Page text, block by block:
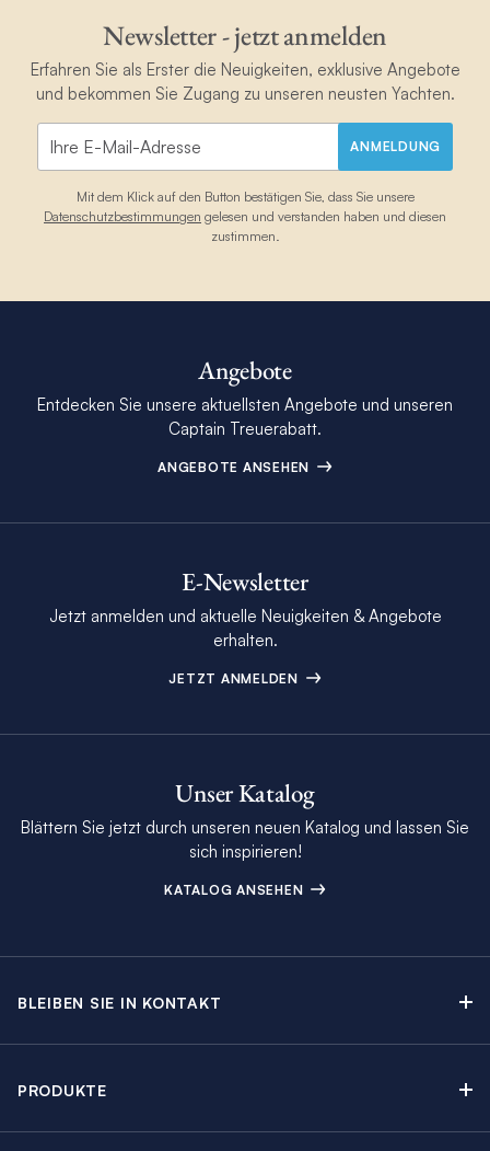
Newsletter - jetzt anmelden
Erfahren Sie als Erster die Neuigkeiten, exklusive Angebote
und bekommen Sie Zugang zu unseren neusten Yachten.
ANMELDUNG
Mit dem Klick auf den Button bestätigen Sie, dass Sie unsere
Datenschutzbestimmungen gelesen und verstanden haben und diesen
zustimmen.
Angebote
Entdecken Sie unsere aktuellsten Angebote und unseren
Captain Treuerabatt.
ANGEBOTE ANSEHEN
E-Newsletter
Jetzt anmelden und aktuelle Neuigkeiten & Angebote
erhalten.
JETZT ANMELDEN
Unser Katalog
Blättern Sie jetzt durch unseren neuen Katalog und lassen Sie
sich inspirieren!
KATALOG ANSEHEN
BLEIBEN SIE IN KONTAKT
PRODUKTE